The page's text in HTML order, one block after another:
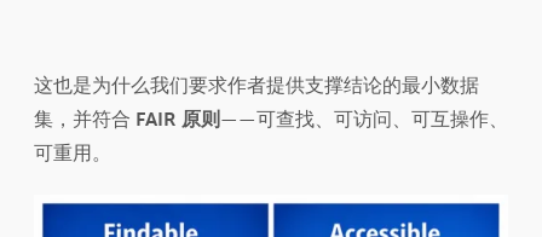
这也是为什么我们要求作者提供支撑结论的最小数据
集，并符合 FAIR 原则 ——可查找、可访问、可互操作、
可重用。